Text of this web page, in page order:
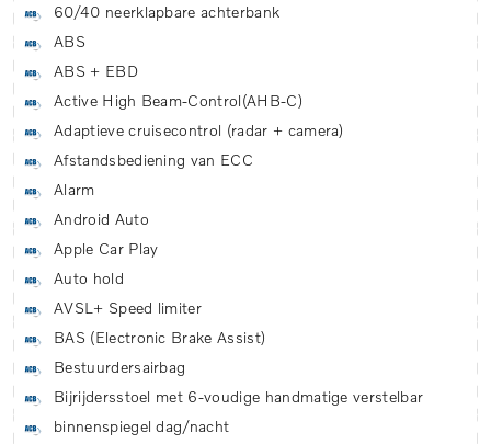
60/40 neerklapbare achterbank
ABS
ABS + EBD
Active High Beam-Control(AHB-C)
Adaptieve cruisecontrol (radar + camera)
Afstandsbediening van ECC
Alarm
Android Auto
Apple Car Play
Auto hold
AVSL+ Speed limiter
BAS (Electronic Brake Assist)
Bestuurdersairbag
Bijrijdersstoel met 6-voudige handmatige verstelbar
binnenspiegel dag/nacht